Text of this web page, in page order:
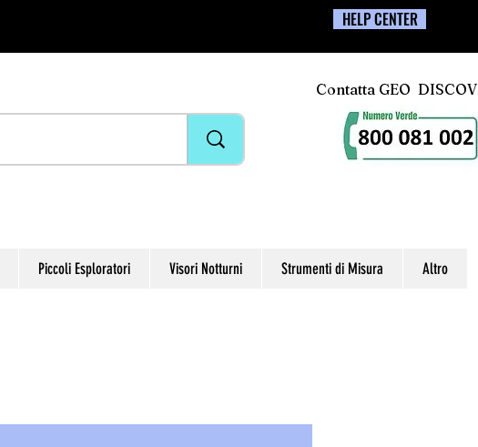
HELP CENTER
Contatta GEO
Piccoli Esploratori Visori Notturni Strumenti di Misura Altro